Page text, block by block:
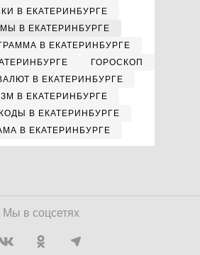
В ЕКАТЕРИНБУРГЕ
В ЕКАТЕРИНБУРГЕ
В ЕКАТЕРИНБУРГЕ
ГОРОСКОП
В ЕКАТЕРИНБУРГЕ
В ЕКАТЕРИНБУРГЕ
В ЕКАТЕРИНБУРГЕ
В ЕКАТЕРИНБУРГЕ
Мы в соцсетях